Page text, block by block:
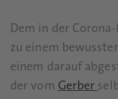
Dem in der
zu einem
einem darauf
der vom Gerber